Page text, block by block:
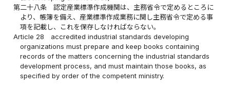
第二十八条
認定産業標準作成機関は、主務省令で定めるところに
より、帳簿を備え、産業標準作成業務に関し主務省令で定める事
項を記載し、これを保存しなければならない。
Article 28
accredited industrial standards developing
organizations must prepare and keep books containing
records of the matters concerning the industrial standards
development process, and must maintain those books, as
specified by order of the competent ministry.